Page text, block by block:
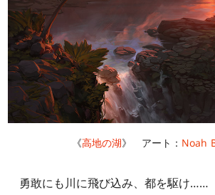
《高地の湖》 アート： Noah
勇敢にも川に飛び込み、都を駆け……